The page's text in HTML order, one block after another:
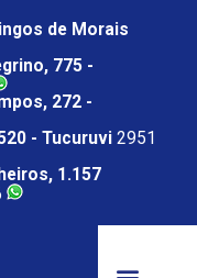
de Morais
775 -
272 -
- Tucuruvi 2951
1.157